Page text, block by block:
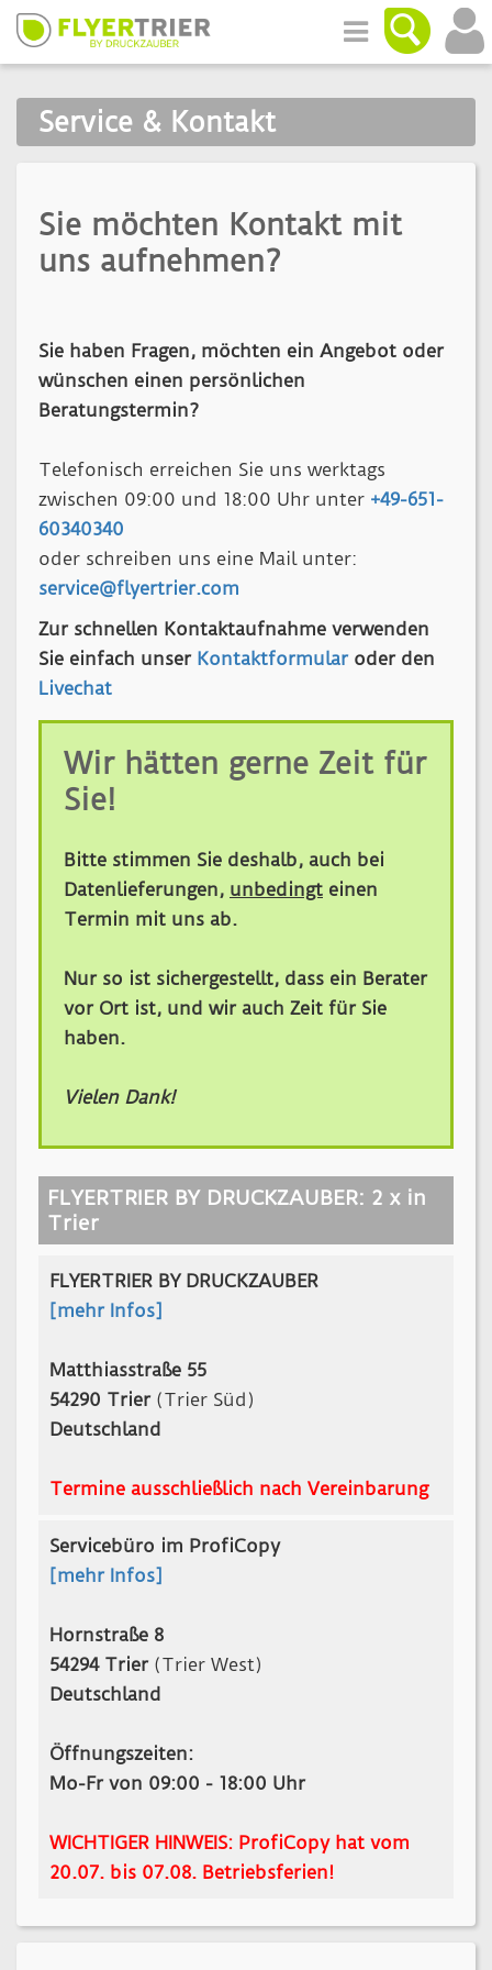
Service & Kontakt
Sie möchten Kontakt mit
uns aufnehmen?
Sie haben Fragen, möchten ein Angebot oder
wünschen einen persönlichen
Beratungstermin?
Telefonisch erreichen Sie uns werktags
zwischen 09:00 und 18:00 Uhr unter +49-651-
60340340
oder schreiben uns eine Mail unter:
service@flyertrier.com
Zur schnellen Kontaktaufnahme verwenden
Sie einfach unser Kontaktformularoder den
Livechat
Wir hätten gerne Zeit für
Sie!
Bitte stimmen Sie deshalb, auch bei
Datenlieferungen, unbedingt einen
Termin mit uns ab.
Nur so ist sichergestellt, dass ein Berater
vor Ort ist, und wir auch Zeit für Sie
haben.
Vielen Dank!
FLYERTRIER BY DRUCKZAUBER: 2 x in
Trier
FLYERTRIER BY DRUCKZAUBER
[mehr Infos]
Matthiasstraße 55
54290 Trier (Trier Süd)
Deutschland
Termine ausschließlich nach Vereinbarung
Servicebüro im ProfiCopy
[mehr Infos]
Hornstraße 8
54294 Trier (Trier West)
Deutschland
Öffnungszeiten:
Mo-Fr von 09:00 - 18:00 Uhr
WICHTIGER HINWEIS: ProfiCopy hat vom
20.07. bis 07.08. Betriebsferien!